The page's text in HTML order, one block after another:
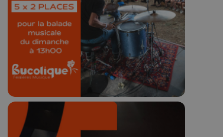
Concours valable jusqu'au 9 août,
23h59.